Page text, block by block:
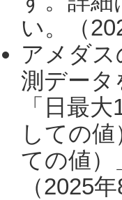
い。（
アメダ
測データ
「日最
しての
ての値
（2025